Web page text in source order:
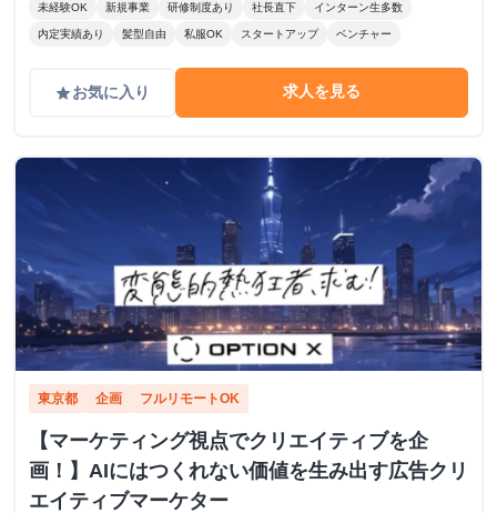
未経験OK 新規事業 研修制度あり 社長直下 インターン生多数
内定実績あり 髪型自由 私服OK スタートアップ ベンチャー
gradeお気に入り 求人を見る
東京都 企画 フルリモートOK
【マーケティング視点でクリエイティブを企
画！】AIにはつくれない価値を生み出す広告クリ
エイティブマーケター